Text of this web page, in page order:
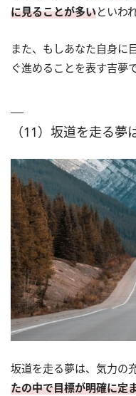
に見ることが多いといわ
また、もしあなた自身に
ぐ進めることを表す吉夢で
（11）坂道を走る夢
坂道を走る夢は、気力の
たの中で目標が明確に定